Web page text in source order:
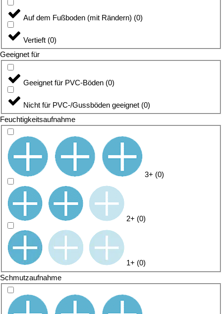
Auf dem Fußboden (mit Rändern) (0)
Vertieft (0)
Geeignet für
Geeignet für PVC-Böden (0)
Nicht für PVC-/Gussböden geeignet (0)
Feuchtigkeitsaufnahme
3+ (0)
2+ (0)
1+ (0)
Schmutzaufnahme